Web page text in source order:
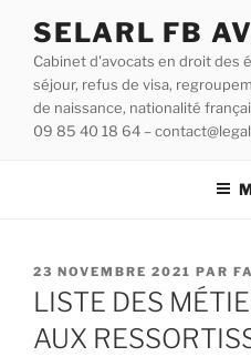
SELARL FB
Cabinet d'avocats en droit des
séjour, refus de visa,
de naissance, nationalité
09 85 40 18 64 –
23 NOVEMBRE 2021 PAR
LISTE DES
AUX